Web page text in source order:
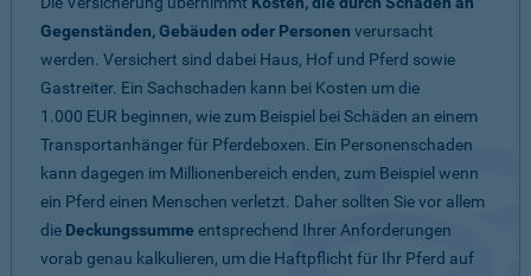
Gegenständen, Gebäuden oder Personen verursacht
werden. Versichert sind dabei Haus, Hof und Pferd sowie
Gastreiter. Ein Sachschaden kann bei Kosten um die
1.000 EUR beginnen, wie zum Beispiel bei Schäden an einem
Transportanhänger für Pferdeboxen. Ein Personenschaden
kann dagegen im Millionenbereich enden, zum Beispiel wenn
ein Pferd einen Menschen verletzt. Daher sollten Sie vor allem
die Deckungssumme entsprechend Ihrer Anforderungen
vorab genau kalkulieren, um die Haftpflicht für Ihr Pferd auf